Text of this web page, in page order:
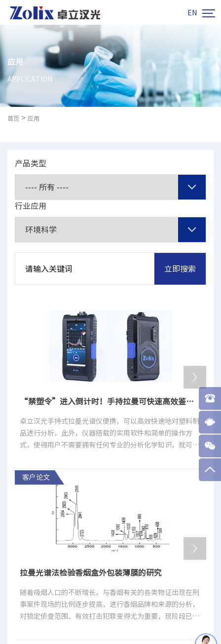
EN 
应用
APPLICATION
首页 > 应用
产品类型
行业应用
“禁塑令”进入倒计时！手持拉曼可快速高效鉴别违禁塑料
卓立汉光手持式拉曼光谱仪便携，可以高效快速地对塑料制
品进行分析，此外，仪器搭载的实用软件和简单的操作方
式，使得用户不需要拥有任何专业的分析化学知识，就可在
现场应用中使用手持式拉曼设备，方便非光谱专业人员在现
客户论文
拉曼光谱法检验香烟盒外包装薄膜的研究
随着吸烟人口的不断增长，与香烟有关的各类物证出现在刑
事案件现场的比例逐步提高，进行香烟品牌和来源的分析，
对锁定侦查范围、有效打击犯罪变得尤为重要，现阶段已经
等进行了多项研究并取得了一定的成果。香烟盒外包装薄膜